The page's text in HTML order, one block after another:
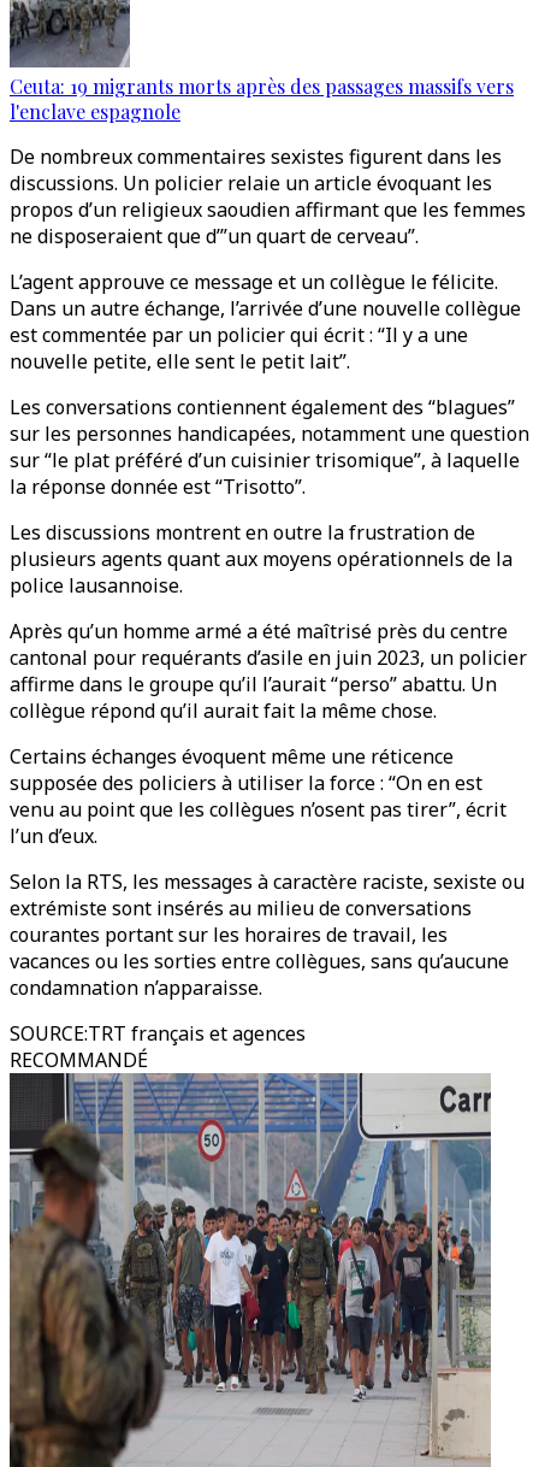
Ceuta: 19 migrants morts après des passages massifs vers
l'enclave espagnole
De nombreux commentaires sexistes figurent dans les
discussions. Un policier relaie un article évoquant les
propos d’un religieux saoudien affirmant que les femmes
ne disposeraient que d’”un quart de cerveau”.
L’agent approuve ce message et un collègue le félicite.
Dans un autre échange, l’arrivée d’une nouvelle collègue
est commentée par un policier qui écrit : “Il y a une
nouvelle petite, elle sent le petit lait”.
Les conversations contiennent également des “blagues”
sur les personnes handicapées, notamment une question
sur “le plat préféré d’un cuisinier trisomique”, à laquelle
la réponse donnée est “Trisotto”.
Les discussions montrent en outre la frustration de
plusieurs agents quant aux moyens opérationnels de la
police lausannoise.
Après qu’un homme armé a été maîtrisé près du centre
cantonal pour requérants d’asile en juin 2023, un policier
affirme dans le groupe qu’il l’aurait “perso” abattu. Un
collègue répond qu’il aurait fait la même chose.
Certains échanges évoquent même une réticence
supposée des policiers à utiliser la force : “On en est
venu au point que les collègues n’osent pas tirer”, écrit
l’un d’eux.
Selon la RTS, les messages à caractère raciste, sexiste ou
extrémiste sont insérés au milieu de conversations
courantes portant sur les horaires de travail, les
vacances ou les sorties entre collègues, sans qu’aucune
condamnation n’apparaisse.
SOURCE:TRT français et agences
RECOMMANDÉ